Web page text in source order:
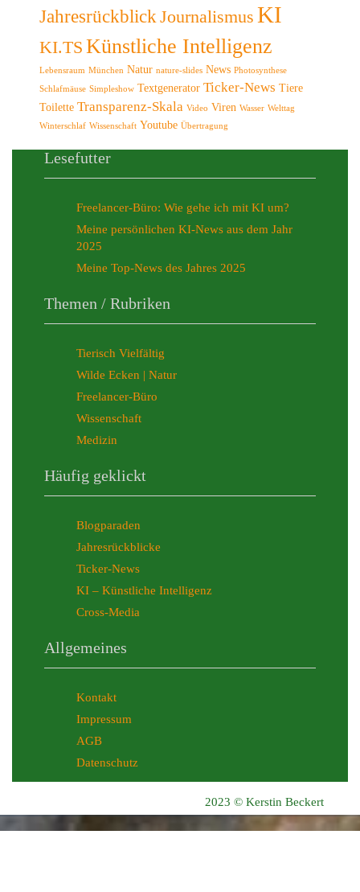
Jahresrückblick Journalismus KI
KI.TS Künstliche Intelligenz
Lebensraum München Natur nature-slides News Photosynthese
Schlafmäuse Simpleshow Textgenerator Ticker-News Tiere
Toilette Transparenz-Skala Video Viren Wasser Welttag
Winterschlaf Wissenschaft Youtube Übertragung
Lesefutter
Freelancer-Büro: Wie gehe ich mit KI um?
Meine persönlichen KI-News aus dem Jahr
2025
Meine Top-News des Jahres 2025
Themen / Rubriken
Tierisch Vielfältig
Wilde Ecken | Natur
Freelancer-Büro
Wissenschaft
Medizin
Häufig geklickt
Blogparaden
Jahresrückblicke
Ticker-News
KI – Künstliche Intelligenz
Cross-Media
Allgemeines
Kontakt
Impressum
AGB
Datenschutz
2023 © Kerstin Beckert